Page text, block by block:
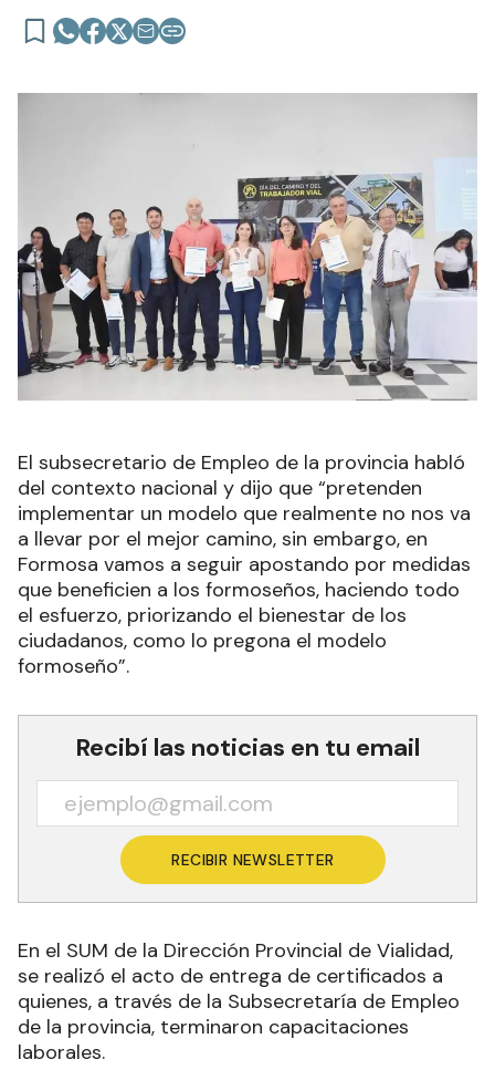
El subsecretario de Empleo de la provincia habló
del contexto nacional y dijo que “pretenden
implementar un modelo que realmente no nos va
a llevar por el mejor camino, sin embargo, en
Formosa vamos a seguir apostando por medidas
que beneficien a los formoseños, haciendo todo
el esfuerzo, priorizando el bienestar de los
ciudadanos, como lo pregona el modelo
formoseño”.
Recibí las noticias en tu email
RECIBIR NEWSLETTER
En el SUM de la Dirección Provincial de Vialidad,
se realizó el acto de entrega de certificados a
quienes, a través de la Subsecretaría de Empleo
de la provincia, terminaron capacitaciones
laborales.